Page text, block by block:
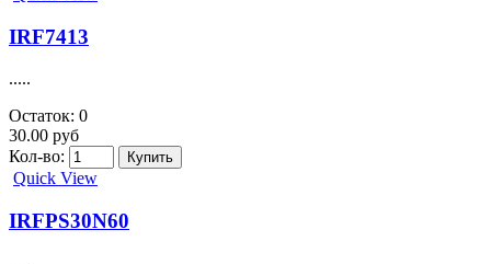
.....
258.00 руб
Кол-во:
Quick View
IPP50R380CEXKSA1
.....